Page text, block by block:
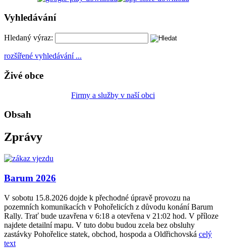
Vyhledávání
Hledaný výraz:
rozšířené vyhledávání ...
Živé obce
Firmy a služby v naší obci
Obsah
Zprávy
Barum 2026
V sobotu 15.8.2026 dojde k přechodné úpravě provozu na
pozemních komunikacích v Pohořelicích z důvodu konání Barum
Rally. Trať bude uzavřena v 6:18 a otevřena v 21:02 hod. V příloze
najdete detailní mapu. V tuto dobu budou zcela bez obsluhy
zastávky Pohořelice statek, obchod, hospoda a Oldřichovská celý
text